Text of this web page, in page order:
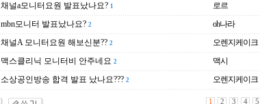
채널a모니터요원 발표났나요? 1 로르
mbn모니터 발표났나요? 2 oh나라
채널A 모니터요원 해보신분?? 2 오렌지케이크
맥스클리닉 모니터비 안주네요 2 맥시
소상공인방송 합격 발표 났나요??? 2 오렌지케이크
1 2 3 4 5